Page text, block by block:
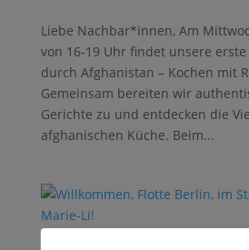
Liebe Nachbar*innen, Am
von 16-19 Uhr findet unsere
durch Afghanistan – Kochen mit
Gemeinsam bereiten wir
Gerichte zu und entdecken die
afghanischen Küche. Beim...